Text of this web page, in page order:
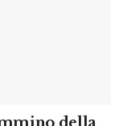
della